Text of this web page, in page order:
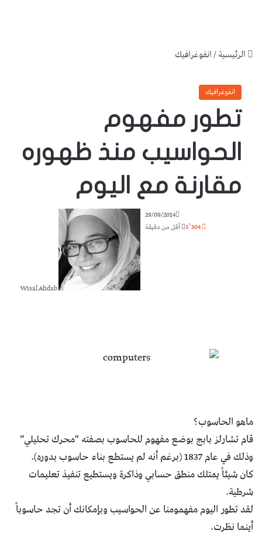
الرئيسية/انفوغرافيك
انفوغرافيك
تطور مفهوم
الحواسيب منذ ظهوره
مقارنة مع اليوم
Wisal Ahdab
29/09/2014
3٬304
أقل من دقيقة
ماهو الحاسوب؟
قام تشارلز بابج بوضع مفهوم للحاسوب بصفته “محرك تحليلي”
وذلك في عام 1837 (برغم أنه لم يستطع بناء حاسوب بدوره).
كان شيئاً يمتلك منطق حسابي وذاكرة ويستطيع تنفيذ تعليمات
شرطية.
لقد تطور اليوم مفهمومنا عن الحواسيب وبإمكانك أن تجد حاسوباً
أينما نظرت.